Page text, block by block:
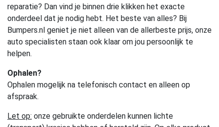
reparatie? Dan vind je binnen drie klikken het exacte
onderdeel dat je nodig hebt. Het beste van alles? Bij
Bumpers.nl geniet je niet alleen van de allerbeste prijs, onze
auto specialisten staan ook klaar om jou persoonlijk te
helpen.
Ophalen?
Ophalen mogelijk na telefonisch contact en alleen op
afspraak.
Let op: onze gebruikte onderdelen kunnen lichte